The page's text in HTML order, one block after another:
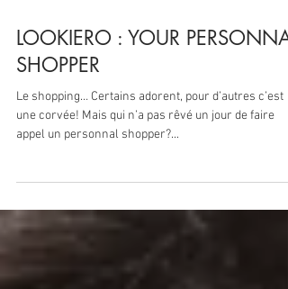
7 févr. 2017 2 min de lecture
LOOKIERO : YOUR PERSONNAL
SHOPPER
Le shopping… Certains adorent, pour d’autres c’est
appel un personnal shopper?...